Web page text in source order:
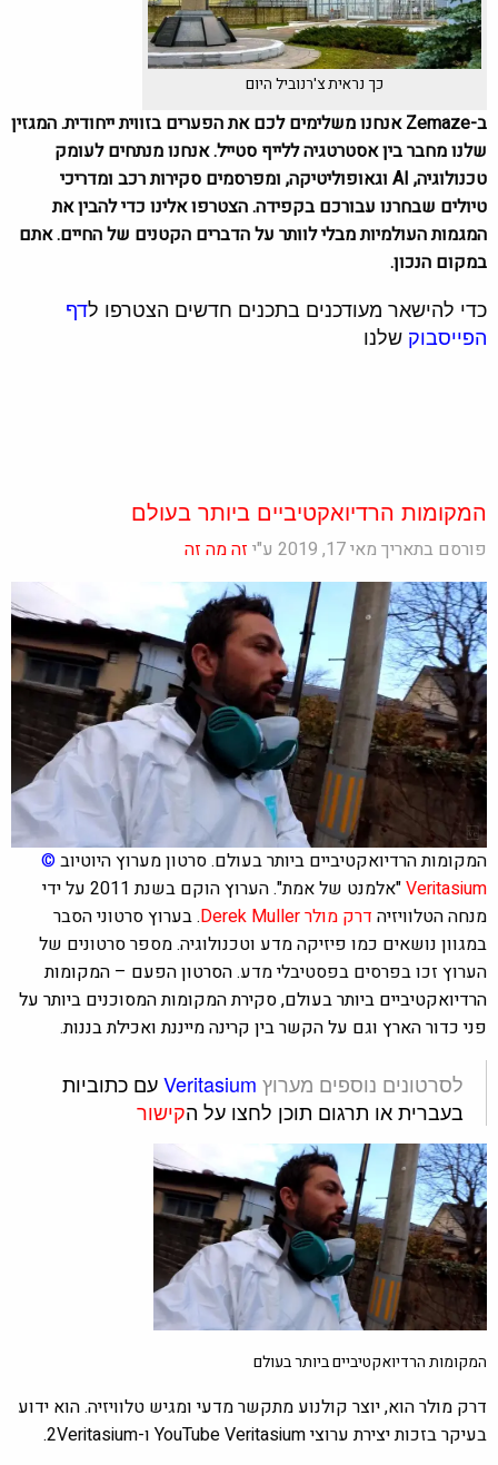
כך נראית צ'רנוביל היום
ב-Zemaze אנחנו משלימים לכם את הפערים בזווית ייחודית. המגזין
שלנו מחבר בין אסטרטגיה ללייף סטייל. אנחנו מנתחים לעומק
טכנולוגיה, AI וגאופוליטיקה, ומפרסמים סקירות רכב ומדריכי
טיולים שבחרנו עבורכם בקפידה. הצטרפו אלינו כדי להבין את
המגמות העולמיות מבלי לוותר על הדברים הקטנים של החיים. אתם
במקום הנכון.
כדי להישאר מעודכנים בתכנים חדשים הצטרפו ל דף
הפייסבוקשלנו
המקומות הרדיואקטיביים ביותר בעולם
פורסם בתאריך מאי 17, 2019 ע"י זה מה זה
המקומות הרדיואקטיביים ביותר בעולם. סרטון מערוץ היוטיוב©
Veritasium
"אלמנט של אמת". הערוץ הוקם בשנת 2011 על ידי
מנחה הטלוויזיהדרק מולרDerek Muller. בערוץ סרטוני הסבר
במגוון נושאים כמו פיזיקה מדע וטכנולוגיה. מספר סרטונים של
הערוץ זכו בפרסים בפסטיבלי מדע.הסרטון הפעם –המקומות
הרדיואקטיביים ביותר בעולם,סקירת המקומות המסוכנים ביותר על
פני כדור הארץ וגם על הקשר בין קרינה מייננת ואכילת בננות.
לסרטונים נוספים מערוץVeritasiumעם כתוביות
בעברית או תרגום תוכן לחצו על ה קישור
המקומות הרדיואקטיביים ביותר בעולם
דרק מולר הוא, יוצר קולנוע מתקשר מדעי ומגיש טלוויזיה. הוא ידוע
בעיקר בזכות יצירת ערוצי YouTube Veritasium ו-2Veritasium.